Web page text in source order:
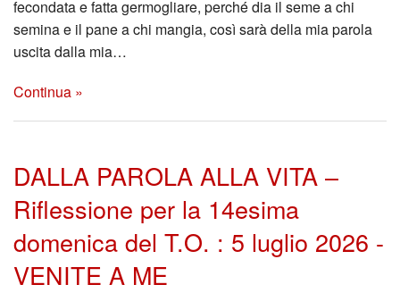
fecondata e fatta germogliare, perché dia il seme a chi
semina e il pane a chi mangia, così sarà della mia parola
uscita dalla mia…
Continua »
DALLA PAROLA ALLA VITA –
Riflessione per la 14esima
domenica del T.O. : 5 luglio 2026 -
VENITE A ME